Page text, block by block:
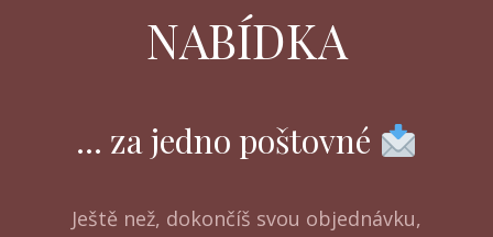
NABÍDKA
... za jedno poštovné
Ještě než, dokončíš svou objednávku,